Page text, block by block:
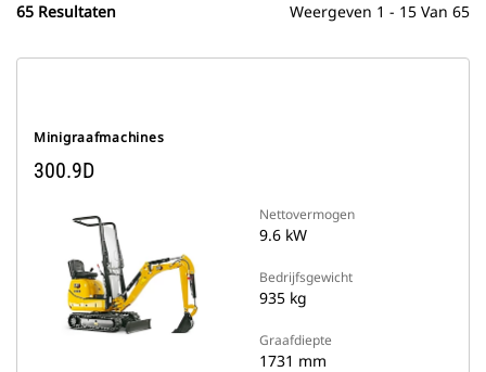
65 Resultaten Weergeven 1 - 15 Van 65
Minigraafmachines
300.9D
Nettovermogen
9.6 kW
Bedrijfsgewicht
935 kg
Graafdiepte
1731 mm